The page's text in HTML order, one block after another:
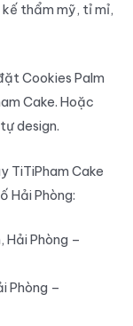
thẩm mỹ, tỉ mỉ,
Cookies Palm
Cake. Hoặc
design.
TiTiPham Cake
Hải Phòng:
Hải Phòng –
Phòng –